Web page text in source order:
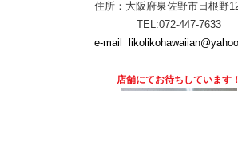
住所：大阪府泉佐野市日根野
TEL:072-447-7633
e-mail
店舗にてお待ちしています！